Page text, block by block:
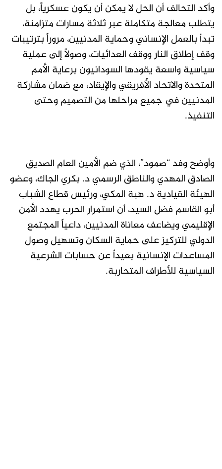
وأكد التحالف أن الحل لا يمكن أن يكون عسكرياً، بل
يتطلب معالجة متكاملة عبر ثلاثة مسارات متزامنة،
تبدأ بالعمل الإنساني وحماية المدنيين، مروراً بترتيبات
وقف إطلاق النار ووقف العدائيات، وصولاً إلى عملية
سياسية واسعة يقودها السودانيون برعاية الأمم
المتحدة والاتحاد الأفريقي والإيقاد، مع ضمان مشاركة
المدنيين في جميع مراحلها من التصميم وحتى
التنفيذ.
وأوضح وفد “صمود”، الذي ضم الأمين العام الصديق
الصادق المهدي والناطق الرسمي د. بكري الجاك، وعضو
الهيئة القيادية د. هبة المكي، ورئيس قطاع الشباب
أبو القاسم فضل السيد، أن استمرار الحرب يهدد الأمن
الإقليمي ويضاعف معاناة المدنيين، داعياً المجتمع
الدولي للتركيز على حماية السكان وتسهيل وصول
المساعدات الإنسانية بعيداً عن حسابات الشرعية
السياسية للأطراف المتحاربة.